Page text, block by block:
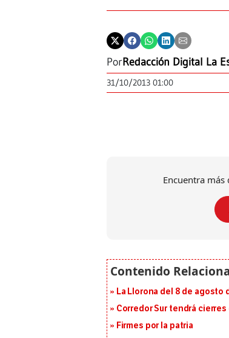
PorRedacción Digital La
31/10/2013 01:00
Encuentra
La Llorona del 8 de agosto
Corredor Sur tendrá
Firmes por la patria